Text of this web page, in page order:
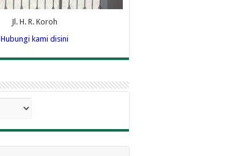
Jl. H. R. Koroh
Hubungi kami disini